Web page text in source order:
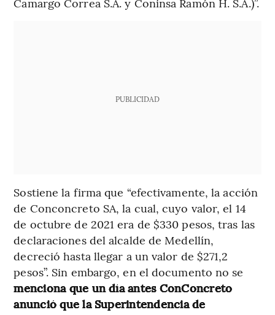
PUBLICIDAD
Sostiene la firma que “efectivamente, la acción
de Conconcreto SA, la cual, cuyo valor, el 14
de octubre de 2021 era de $330 pesos, tras las
declaraciones del alcalde de Medellín,
decreció hasta llegar a un valor de $271,2
pesos”. Sin embargo, en el documento no se
menciona que un día antes ConConcreto
anunció que la Superintendencia de